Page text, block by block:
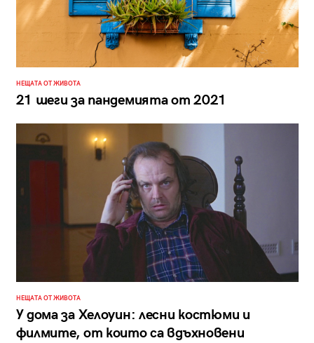
НЕЩАТА ОТ ЖИВОТА
21 шеги за пандемията от 2021
НЕЩАТА ОТ ЖИВОТА
У дома за Хелоуин: лесни костюми и
филмите, от които са вдъхновени